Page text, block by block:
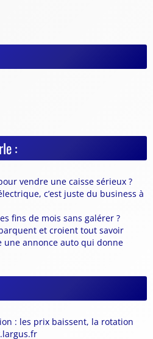
:
vendre une caisse sérieux ?
c’est juste du business à
fins de mois sans galérer ?
et croient tout savoir
une annonce auto qui donne
: les prix baissent, la rotation